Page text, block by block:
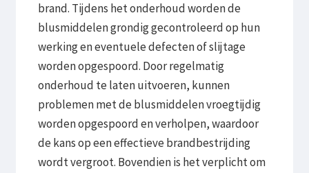
brand. Tijdens het onderhoud worden de
blusmiddelen grondig gecontroleerd op hun
werking en eventuele defecten of slijtage
worden opgespoord. Door regelmatig
onderhoud te laten uitvoeren, kunnen
problemen met de blusmiddelen vroegtijdig
worden opgespoord en verholpen, waardoor
de kans op een effectieve brandbestrijding
wordt vergroot. Bovendien is het verplicht om